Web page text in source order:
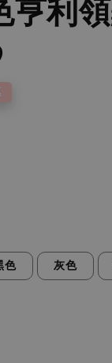
亨利
色 灰色